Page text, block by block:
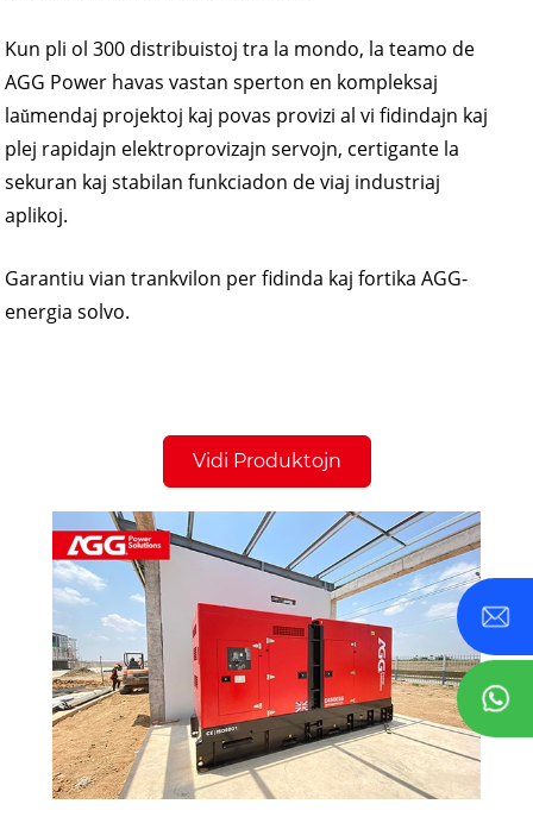
Kun pli ol 300 distribuistoj tra la mondo, la teamo de
AGG Power havas vastan sperton en kompleksaj
laŭmendaj projektoj kaj povas provizi al vi fidindajn kaj
plej rapidajn elektroprovizajn servojn, certigante la
sekuran kaj stabilan funkciadon de viaj industriaj
aplikoj.
Garantiu vian trankvilon per fidinda kaj fortika AGG-
energia solvo.
Vidi Produktojn